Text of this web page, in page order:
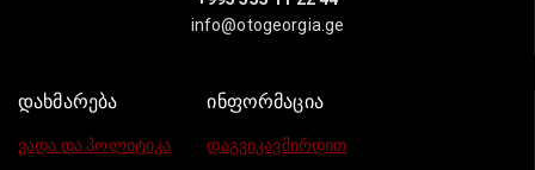
info@otogeorgia.ge
დახმარება
ვადა და პოლიტიკა
ინფორმაცია
დაგვიკავშირდით